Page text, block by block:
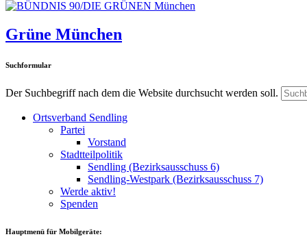
Grüne München
Suchformular
Der Suchbegriff nach dem die Website durchsucht werden soll.
Ortsverband Sendling
Partei
Vorstand
Stadtteilpolitik
Sendling (Bezirksausschuss 6)
Sendling-Westpark (Bezirksausschuss 7)
Werde aktiv!
Spenden
Hauptmenü für Mobilgeräte: